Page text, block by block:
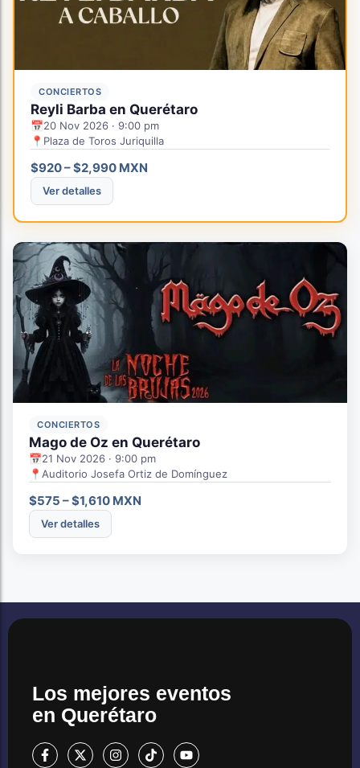
CONCIERTOS
Reyli Barba en Querétaro
📅20 Nov 2026 · 9:00 pm
📍 Plaza de Toros Juriquilla
$920 – $2,990 MXN
Ver detalles
CONCIERTOS
Mago de Oz en Querétaro
📅21 Nov 2026 · 9:00 pm
📍 Auditorio Josefa Ortiz de Domínguez
$575 – $1,610 MXN
Ver detalles
Los mejores eventos
en Querétaro